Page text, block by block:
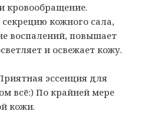
кровообращение.
кожного сала,
воспалений, повышает
и освежает кожу.
эссенция для
всё:) По крайней мере
кожи.